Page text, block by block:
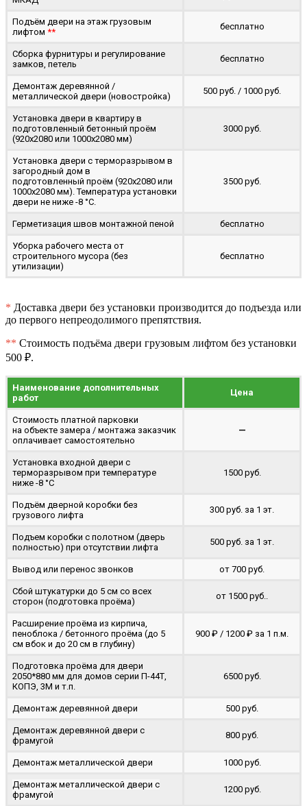
Подъём двери на этаж грузовым
лифтом **
бесплатно
Сборка фурнитуры и регулирование
замков, петель
бесплатно
Демонтаж деревянной /
металлической двери (новостройка)
500 руб. / 1000 руб.
Установка двери в квартиру в
подготовленный бетонный проём
(920x2080 или 1000x2080 мм)
3000 руб.
Установка двери с терморазрывом в
загородный дом в
подготовленный проём (920x2080 или
1000x2080 мм). Температура установки
двери не ниже -8 °C.
3500 руб.
Герметизация швов монтажной пеной бесплатно
Уборка рабочего места от
строительного мусора (без
утилизации)
бесплатно
* Доставка двери без установки производится до подъезда или
до первого непреодолимого препятствия.
** Стоимость подъёма двери грузовым лифтом без установки
500 ₽.
Наименование дополнительных
работ
Цена
Стоимость платной парковки
на объекте замера / монтажа заказчик
оплачивает самостоятельно
—
Установка входной двери с
терморазрывом при температуре
ниже -8 °C
1500 руб.
Подъём дверной коробки без
грузового лифта
300 руб. за 1 эт.
Подъем коробки с полотном (дверь
полностью) при отсутствии лифта
500 руб. за 1 эт.
Вывод или перенос звонков от 700 руб.
Сбой штукатурки до 5 см со всех
сторон (подготовка проёма)
от 1500 руб..
Расширение проёма из кирпича,
пеноблока / бетонного проёма (до 5
cм вбок и до 20 см в глубину)
900 ₽ / 1200 ₽ за 1 п.м.
Подготовка проёма для двери
2050*880 мм для домов серии П-44Т,
КОПЭ, 3М и т.п.
6500 руб.
Демонтаж деревянной двери 500 руб.
Демонтаж деревянной двери с
фрамугой
800 руб.
Демонтаж металлической двери 1000 руб.
Демонтаж металлической двери с
фрамугой
1200 руб.